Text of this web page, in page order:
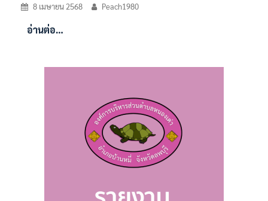
8 เมษายน 2568 Peach1980
อ่านต่อ…